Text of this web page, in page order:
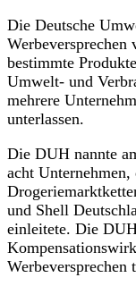
Die Deutsche
Werbeversprechen
bestimmte
Umwelt- und
mehrere
unterlassen.
Die DUH nannte
acht Unternehmen,
und Shell
einleitete. Die